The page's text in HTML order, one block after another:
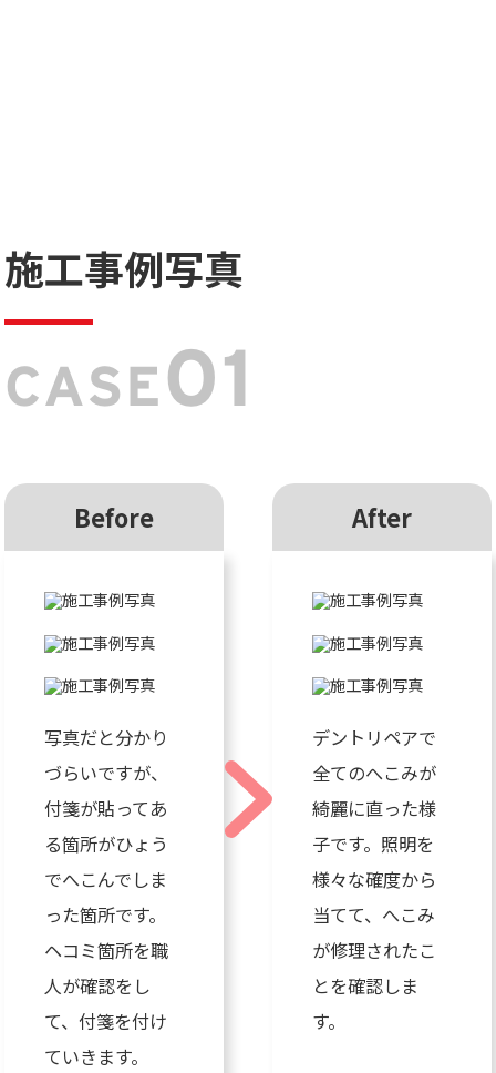
施工事例写真
CASE01
Before
写真だと分かり
づらいですが、
付箋が貼ってあ
る箇所がひょう
でへこんでしま
った箇所です。
ヘコミ箇所を職
人が確認をし
て、付箋を付け
ていきます。
After
デントリペアで
全てのへこみが
綺麗に直った様
子です。照明を
様々な確度から
当てて、へこみ
が修理されたこ
とを確認しま
す。